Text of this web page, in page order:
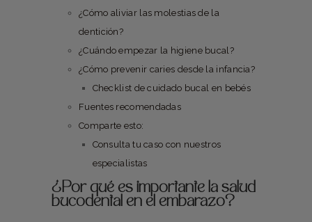
¿Cómo aliviar las molestias de la
dentición?
¿Cuándo empezar la higiene bucal?
¿Cómo prevenir caries desde la infancia?
Checklist de cuidado bucal en bebés
Fuentes recomendadas
Comparte esto:
Consulta tu caso con nuestros
especialistas
¿Por qué es importante la salud
bucodental en el embarazo?